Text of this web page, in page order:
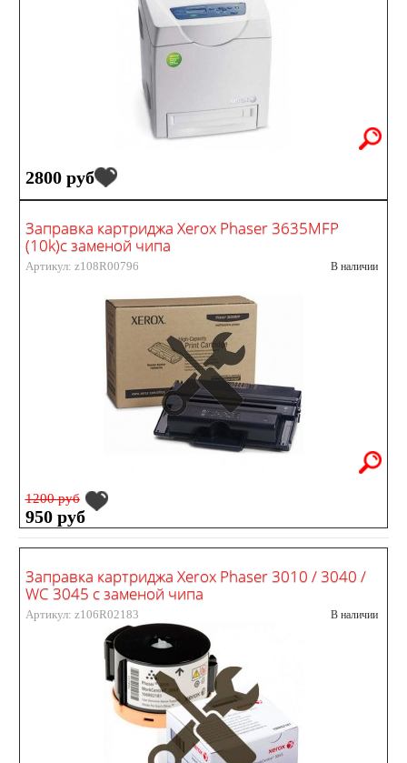
2800 руб
Заправка картриджа Xerox Phaser 3635MFP
(10k)с заменой чипа
Артикул: z108R00796 В наличии
1200 руб
950 руб
Заправка картриджа Xerox Phaser 3010 / 3040 /
WC 3045 с заменой чипа
Артикул: z106R02183 В наличии